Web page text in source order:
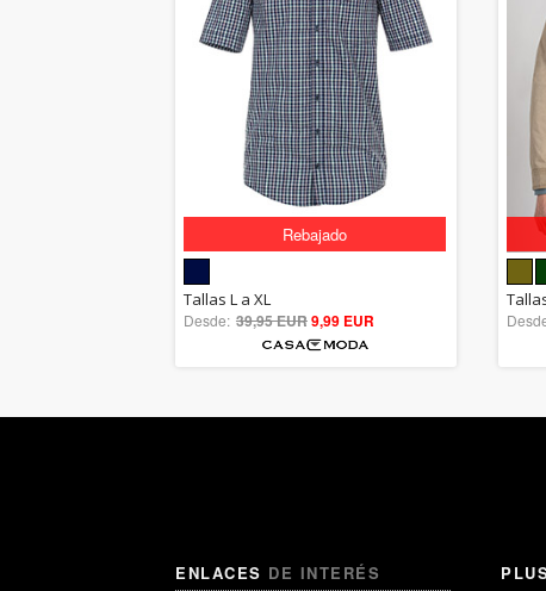
Rebajado
out of 5
Tallas L a XL
Desde: 39,95 EUR9,99 EUR
ENLACES DE INTERÉS